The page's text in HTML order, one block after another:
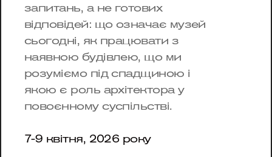
запитань, а не готових
відповідей: що означає музей
сьогодні, як працювати з
наявною будівлею, що ми
розуміємо під спадщиною і
якою є роль архітектора у
повоєнному суспільстві.
7-9 квітня, 2026 року